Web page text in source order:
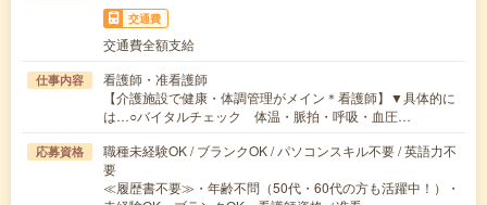
交通費
交通費全額支給
仕事内容
看護師・准看護師
【介護施設で健康・体調管理がメイン＊看護師】▼具体的に
は…○バイタルチェック 体温・脈拍・呼吸・血圧…
応募資格
職種未経験OK / ブランクOK / パソコンスキル不要 / 英語力不
要
≪履歴書不要≫・年齢不問（50代・60代の方も活躍中！）・